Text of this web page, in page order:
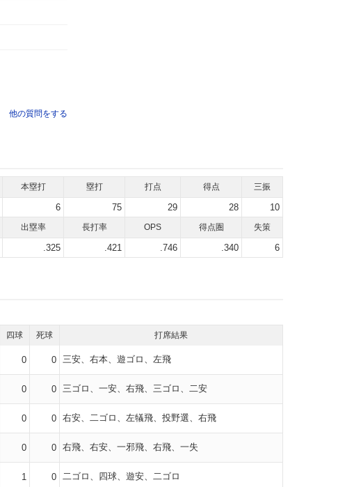
他の質問をする
本塁打 塁打 打点 得点 三振
6 75 29 28 10
出塁率 長打率 OPS 得点圏 失策
.325 .421 .746 .340 6
四球 死球 打席結果
0 0 三安、右本、遊ゴロ、左飛
0 0 三ゴロ、一安、右飛、三ゴロ、二安
0 0 右安、二ゴロ、左犠飛、投野選、右飛
0 0 右飛、右安、一邪飛、右飛、一失
1 0 二ゴロ、四球、遊安、二ゴロ